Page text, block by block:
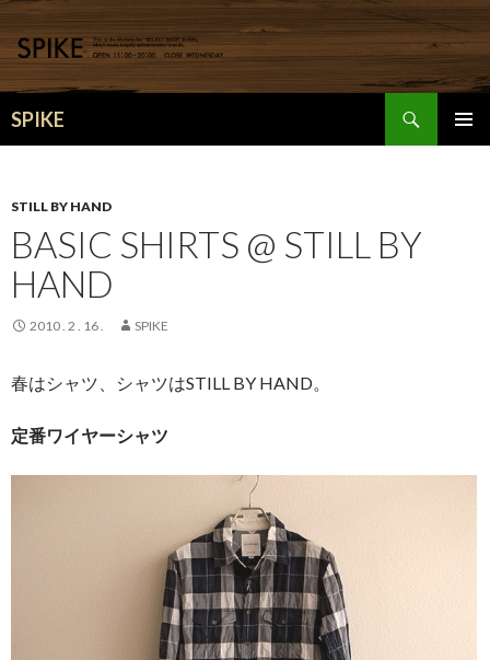
SPIKE
索
ン
ツ
へ
移
動
STILL BY HAND
BASIC SHIRTS @ STILL BY
HAND
2010 . 2 . 16 . SPIKE
春はシャツ、シャツはSTILL BY HAND。
定番ワイヤーシャツ